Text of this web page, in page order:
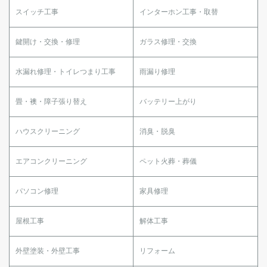
スイッチ工事 インターホン工事・取替
鍵開け・交換・修理 ガラス修理・交換
水漏れ修理・トイレつまり工事 雨漏り修理
畳・襖・障子張り替え バッテリー上がり
ハウスクリーニング 消臭・脱臭
エアコンクリーニング ペット火葬・葬儀
パソコン修理 家具修理
屋根工事 解体工事
外壁塗装・外壁工事 リフォーム